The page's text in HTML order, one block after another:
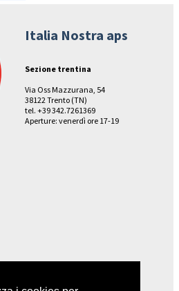
Italia Nostra aps
Sezione trentina
Via Oss Mazzurana, 54
38122 Trento (TN)
tel. +39 342.7261369
Aperture: venerdì ore 17-19